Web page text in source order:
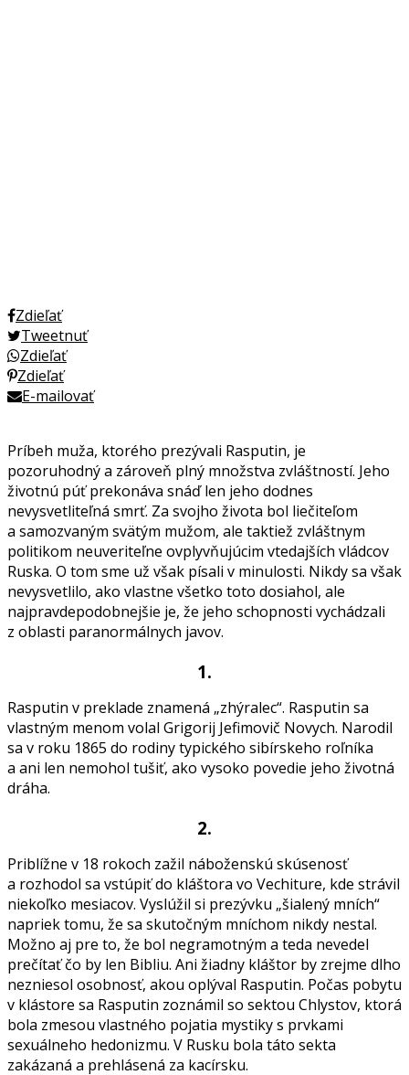
Zdieľať
Tweetnuť
Zdieľať
Zdieľať
E-mailovať
Príbeh muža, ktorého prezývali Rasputin, je
pozoruhodný a zároveň plný množstva zvláštností. Jeho
životnú púť prekonáva snáď len jeho dodnes
nevysvetliteľná smrť. Za svojho života bol liečiteľom
a samozvaným svätým mužom, ale taktiež zvláštnym
politikom neuveriteľne ovplyvňujúcim vtedajších vládcov
Ruska. O tom sme už však písali v minulosti. Nikdy sa však
nevysvetlilo, ako vlastne všetko toto dosiahol, ale
najpravdepodobnejšie je, že jeho schopnosti vychádzali
z oblasti paranormálnych javov.
1.
Rasputin v preklade znamená „zhýralec“. Rasputin sa
vlastným menom volal Grigorij Jefimovič Novych. Narodil
sa v roku 1865 do rodiny typického sibírskeho roľníka
a ani len nemohol tušiť, ako vysoko povedie jeho životná
dráha.
2.
Priblížne v 18 rokoch zažil náboženskú skúsenosť
a rozhodol sa vstúpiť do kláštora vo Vechiture, kde strávil
niekoľko mesiacov. Vyslúžil si prezývku „šialený mních“
napriek tomu, že sa skutočným mníchom nikdy nestal.
Možno aj pre to, že bol negramotným a teda nevedel
prečítať čo by len Bibliu. Ani žiadny kláštor by zrejme dlho
nezniesol osobnosť, akou oplýval Rasputin. Počas pobytu
v klástore sa Rasputin zoznámil so sektou Chlystov, ktorá
bola zmesou vlastného pojatia mystiky s prvkami
sexuálneho hedonizmu. V Rusku bola táto sekta
zakázaná a prehlásená za kacírsku.